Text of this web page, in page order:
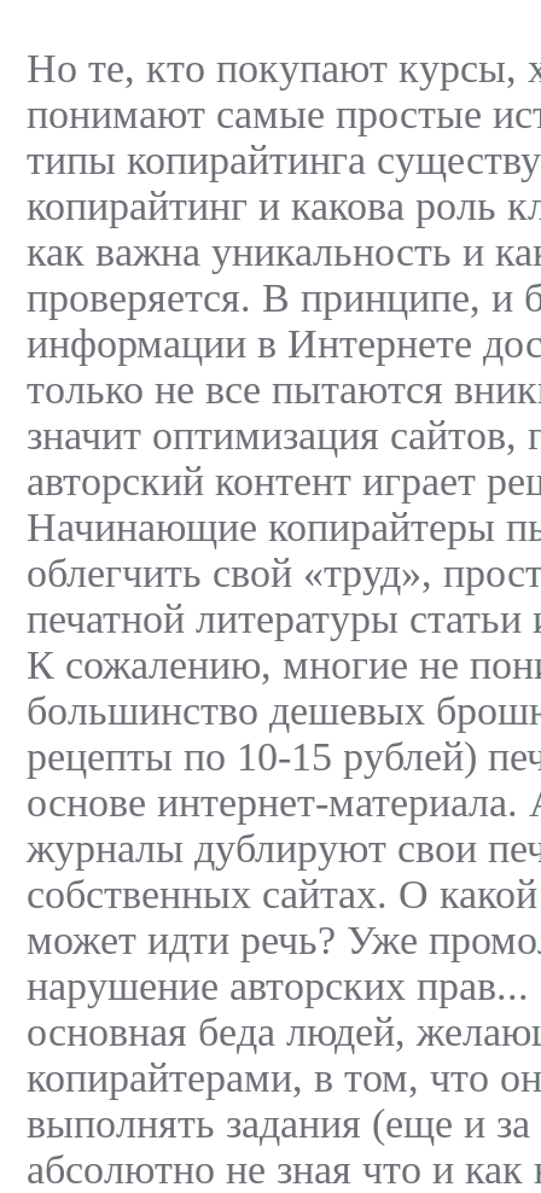
Но те, кто покупают курсы,
понимают самые простые
типы копирайтинга
копирайтинг и какова роль
как важна уникальность и
проверяется. В принципе, и
информации в Интернете
только не все пытаются
значит оптимизация сайтов,
авторский контент играет
Начинающие копирайтеры
облегчить свой «труд»,
печатной литературы
К сожалению, многие не
большинство дешевых
рецепты по 10-15 рублей)
основе интернет-материала.
журналы дублируют свои
собственных сайтах. О
может идти речь? Уже
нарушение авторских
основная беда людей,
копирайтерами, в том, что
выполнять задания (еще и за
абсолютно не зная что и как